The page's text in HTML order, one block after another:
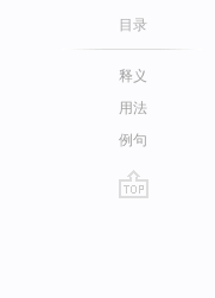
目录
释义
用法
例句